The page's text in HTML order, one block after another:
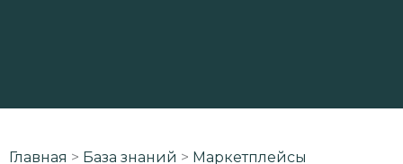
Главная > База знаний > Маркетплейсы